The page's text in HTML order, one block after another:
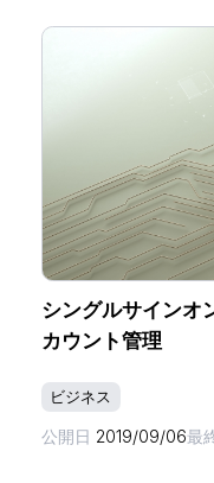
シングルサインオ
カウント管理
ビジネス
公開日 2019/09/06最